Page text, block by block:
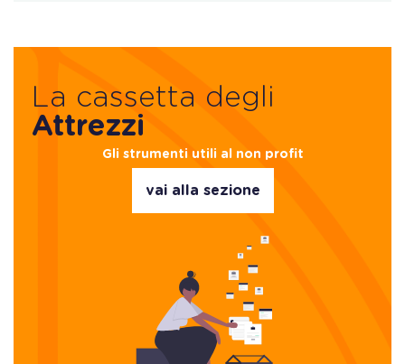
La cassetta degli
Attrezzi
Gli strumenti utili al non profit
vai alla sezione